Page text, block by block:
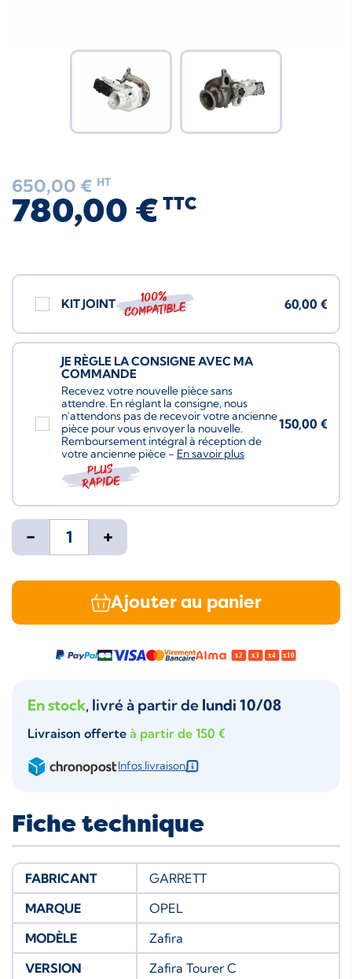
650,00 € HT
780,00 € TTC
KIT JOINT 100%
compatible 60,00 €
JE RÈGLE LA CONSIGNE AVEC MA
COMMANDE
Recevez votre nouvelle pièce sans
attendre. En réglant la consigne, nous
n'attendons pas de recevoir votre ancienne
pièce pour vous envoyer la nouvelle.
Remboursement intégral à réception de
votre ancienne pièce - En savoir plus
Plus
rapide
150,00 €
- +
Ajouter au panier
En stock, livré à partir de lundi 10/08
Livraison offerte à partir de 150 €
Infos livraison
Fiche technique
FABRICANT
GARRETT
MARQUE
OPEL
MODÈLE
Zafira
VERSION
Zafira Tourer C